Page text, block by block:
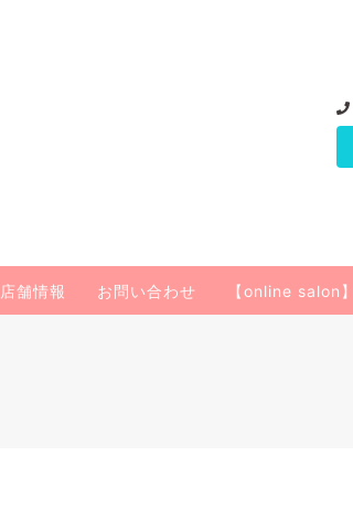
店舗情報 お問い合わせ 【online salon】